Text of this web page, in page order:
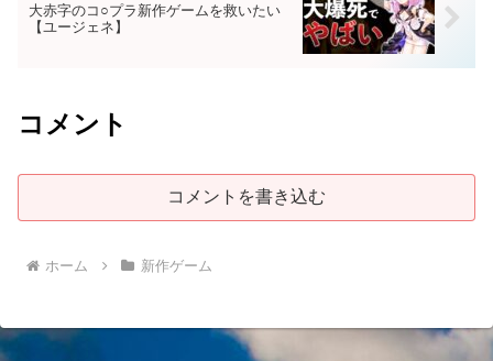
大赤字のコ○プラ新作ゲームを救いたい
【ユージェネ】
コメント
コメントを書き込む
ホーム 新作ゲーム